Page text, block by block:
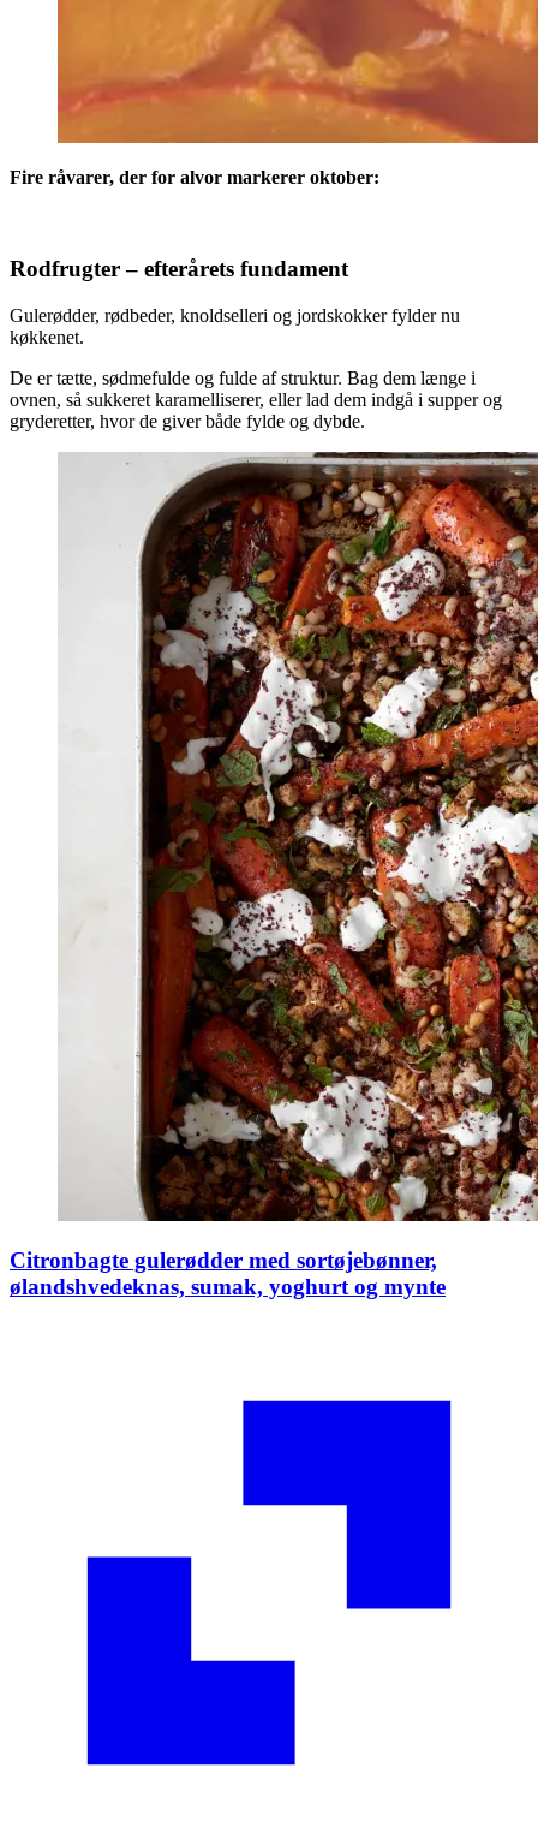
Fire råvarer, der for alvor markerer oktober:
Rodfrugter – efterårets fundament
Gulerødder, rødbeder, knoldselleri og jordskokker fylder nu
køkkenet.
De er tætte, sødmefulde og fulde af struktur. Bag dem længe i
ovnen, så sukkeret karamelliserer, eller lad dem indgå i supper og
gryderetter, hvor de giver både fylde og dybde.
Citronbagte gulerødder med sortøjebønner,
ølandshvedeknas, sumak, yoghurt og mynte